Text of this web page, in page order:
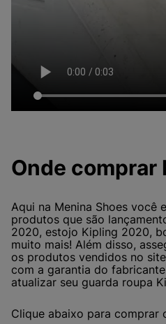
Onde comprar
Aqui na Menina Shoes você
produtos que são
2020, estojo Kipling 2020,
muito mais! Além disso,
os produtos vendidos no
com a garantia do
atualizar seu guarda roupa
Clique abaixo para comprar